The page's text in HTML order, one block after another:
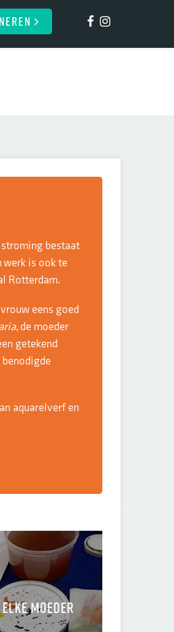
stroming bestaat
werk is ook te
Rotterdam.
eens goed
, de moeder
getekend
aquarelverf en
moeder